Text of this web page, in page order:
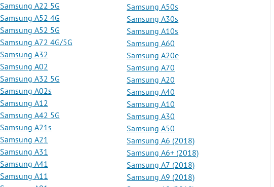
Samsung A22 5G
Samsung A52 4G
Samsung A52 5G
Samsung A72 4G/5G
Samsung A32
Samsung A02
Samsung A32 5G
Samsung A02s
Samsung A12
Samsung A42 5G
Samsung A21s
Samsung A21
Samsung A31
Samsung A41
Samsung A11
Samsung A50s
Samsung A30s
Samsung A10s
Samsung A60
Samsung A20e
Samsung A70
Samsung A20
Samsung A40
Samsung A10
Samsung A30
Samsung A50
Samsung A6 (2018)
Samsung A6+ (2018)
Samsung A7 (2018)
Samsung A9 (2018)